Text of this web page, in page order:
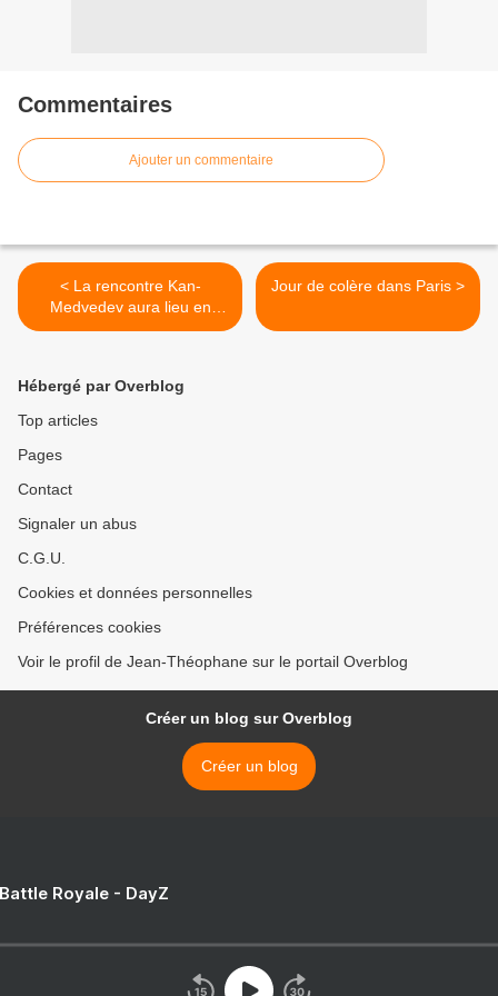
Commentaires
Ajouter un commentaire
< La rencontre Kan-
Medvedev aura lieu en
marge de l'Apec (Kremlin)
Jour de colère dans Paris >
Hébergé par Overblog
Top articles
Pages
Contact
Signaler un abus
C.G.U.
Cookies et données personnelles
Préférences cookies
Voir le profil de Jean-Théophane sur le portail Overblog
Créer un blog sur Overblog
Créer un blog
Royale - DayZ